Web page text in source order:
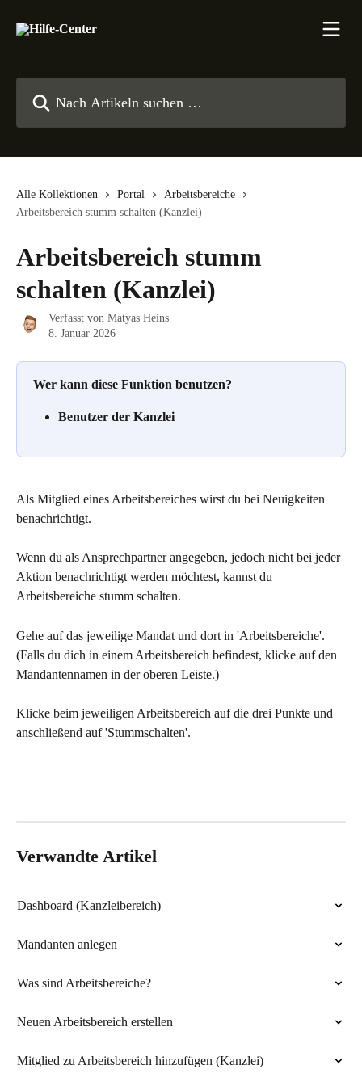
Alle Kollektionen Portal
Arbeitsbereiche
Arbeitsbereich stumm schalten (Kanzlei)
Arbeitsbereich stumm
schalten (Kanzlei)
Verfasst von Matyas Heins
8. Januar 2026
Wer kann diese Funktion benutzen?
Benutzer der Kanzlei
Als Mitglied eines Arbeitsbereiches wirst du bei Neuigkeiten
benachrichtigt.
Wenn du als Ansprechpartner angegeben, jedoch nicht bei jeder
Aktion benachrichtigt werden möchtest, kannst du
Arbeitsbereiche stumm schalten.
Gehe auf das jeweilige Mandat und dort in 'Arbeitsbereiche'.
(Falls du dich in einem Arbeitsbereich befindest, klicke auf den
Mandantennamen in der oberen Leiste.)
Klicke beim jeweiligen Arbeitsbereich auf die drei Punkte und
anschließend auf 'Stummschalten'.
Verwandte Artikel
Dashboard (Kanzleibereich)
Mandanten anlegen
Was sind Arbeitsbereiche?
Neuen Arbeitsbereich erstellen
Mitglied zu Arbeitsbereich hinzufügen (Kanzlei)